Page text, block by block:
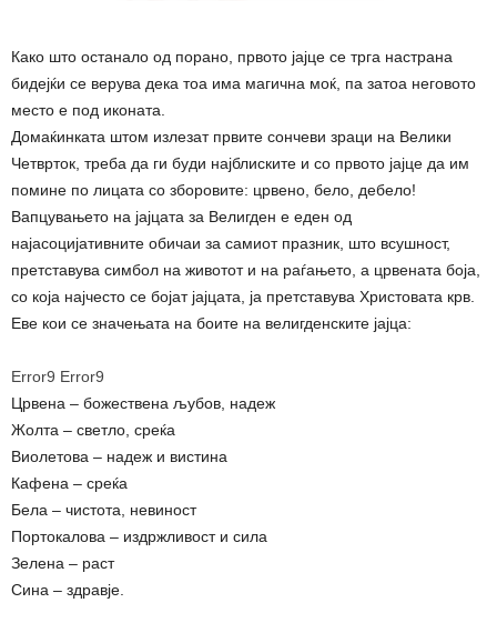
Како што останало од порано, првото јајце се трга настрана
бидејќи се верува дека тоа има магична моќ, па затоа неговото
место е под иконата.
Домаќинката штом излезат првите сончеви зраци на Велики
Четврток, треба да ги буди најблиските и со првото јајце да им
помине по лицата со зборовите: црвено, бело, дебело!
Вапцувањето на јајцата за Велигден е еден од
најасоцијативните обичаи за самиот празник, што всушност,
претставува симбол на животот и на раѓањето, а црвената боја,
со која најчесто се бојат јајцата, ја претставува Христовата крв.
Еве кои се значењата на боите на велигденските јајца:
Error9 Error9
Црвена – божествена љубов, надеж
Жолта – светло, среќа
Виолетова – надеж и вистина
Кафена – среќа
Бела – чистота, невиност
Портокалова – издржливост и сила
Зелена – раст
Сина – здравје.